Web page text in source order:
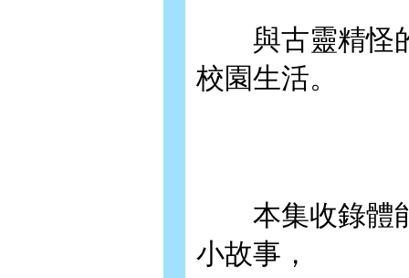
與古靈精怪的
校園生活。
本集收錄體能
小故事，